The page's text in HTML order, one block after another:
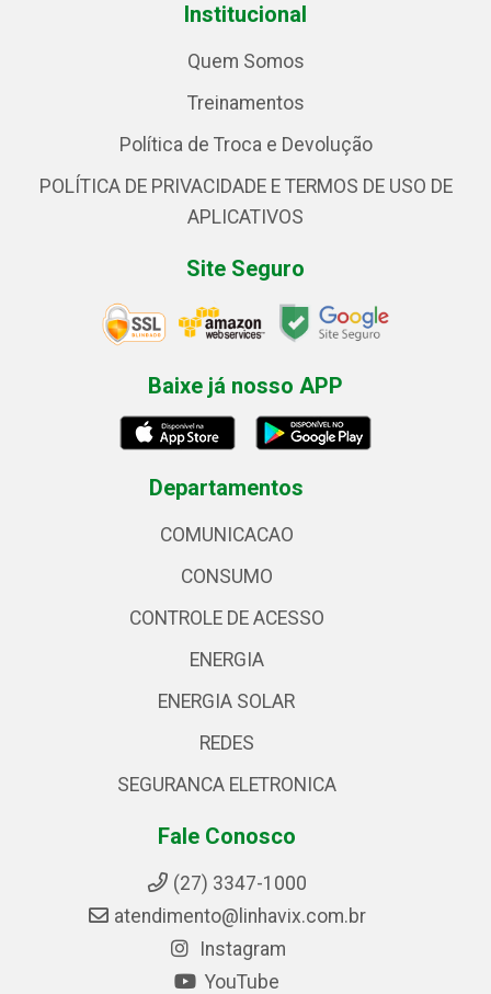
Institucional
Quem Somos
Treinamentos
Política de Troca e Devolução
POLÍTICA DE PRIVACIDADE E TERMOS DE USO DE
APLICATIVOS
Site Seguro
Baixe já nosso APP
Departamentos
COMUNICACAO
CONSUMO
CONTROLE DE ACESSO
ENERGIA
ENERGIA SOLAR
REDES
SEGURANCA ELETRONICA
Fale Conosco
(27) 3347-1000
atendimento@linhavix.com.br
Instagram
YouTube